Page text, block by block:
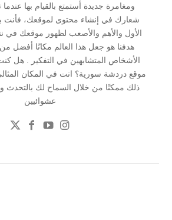
ومغامرة جديدة أستمتع بالقيام بها
شعارك في إنشاء محتوى لموقعك، فأنت
الأول والأهم والأصعب لظهور موقعك في
هدفنا هو جعل هذا العالم مكانًا أفضل
الأشخاص المتشابهين في التفكير . هل
موقع دردشة سورية؟ انت في المكان
ذلك ممكنًا من خلال السماح لك بالتحدث
عشوائيين